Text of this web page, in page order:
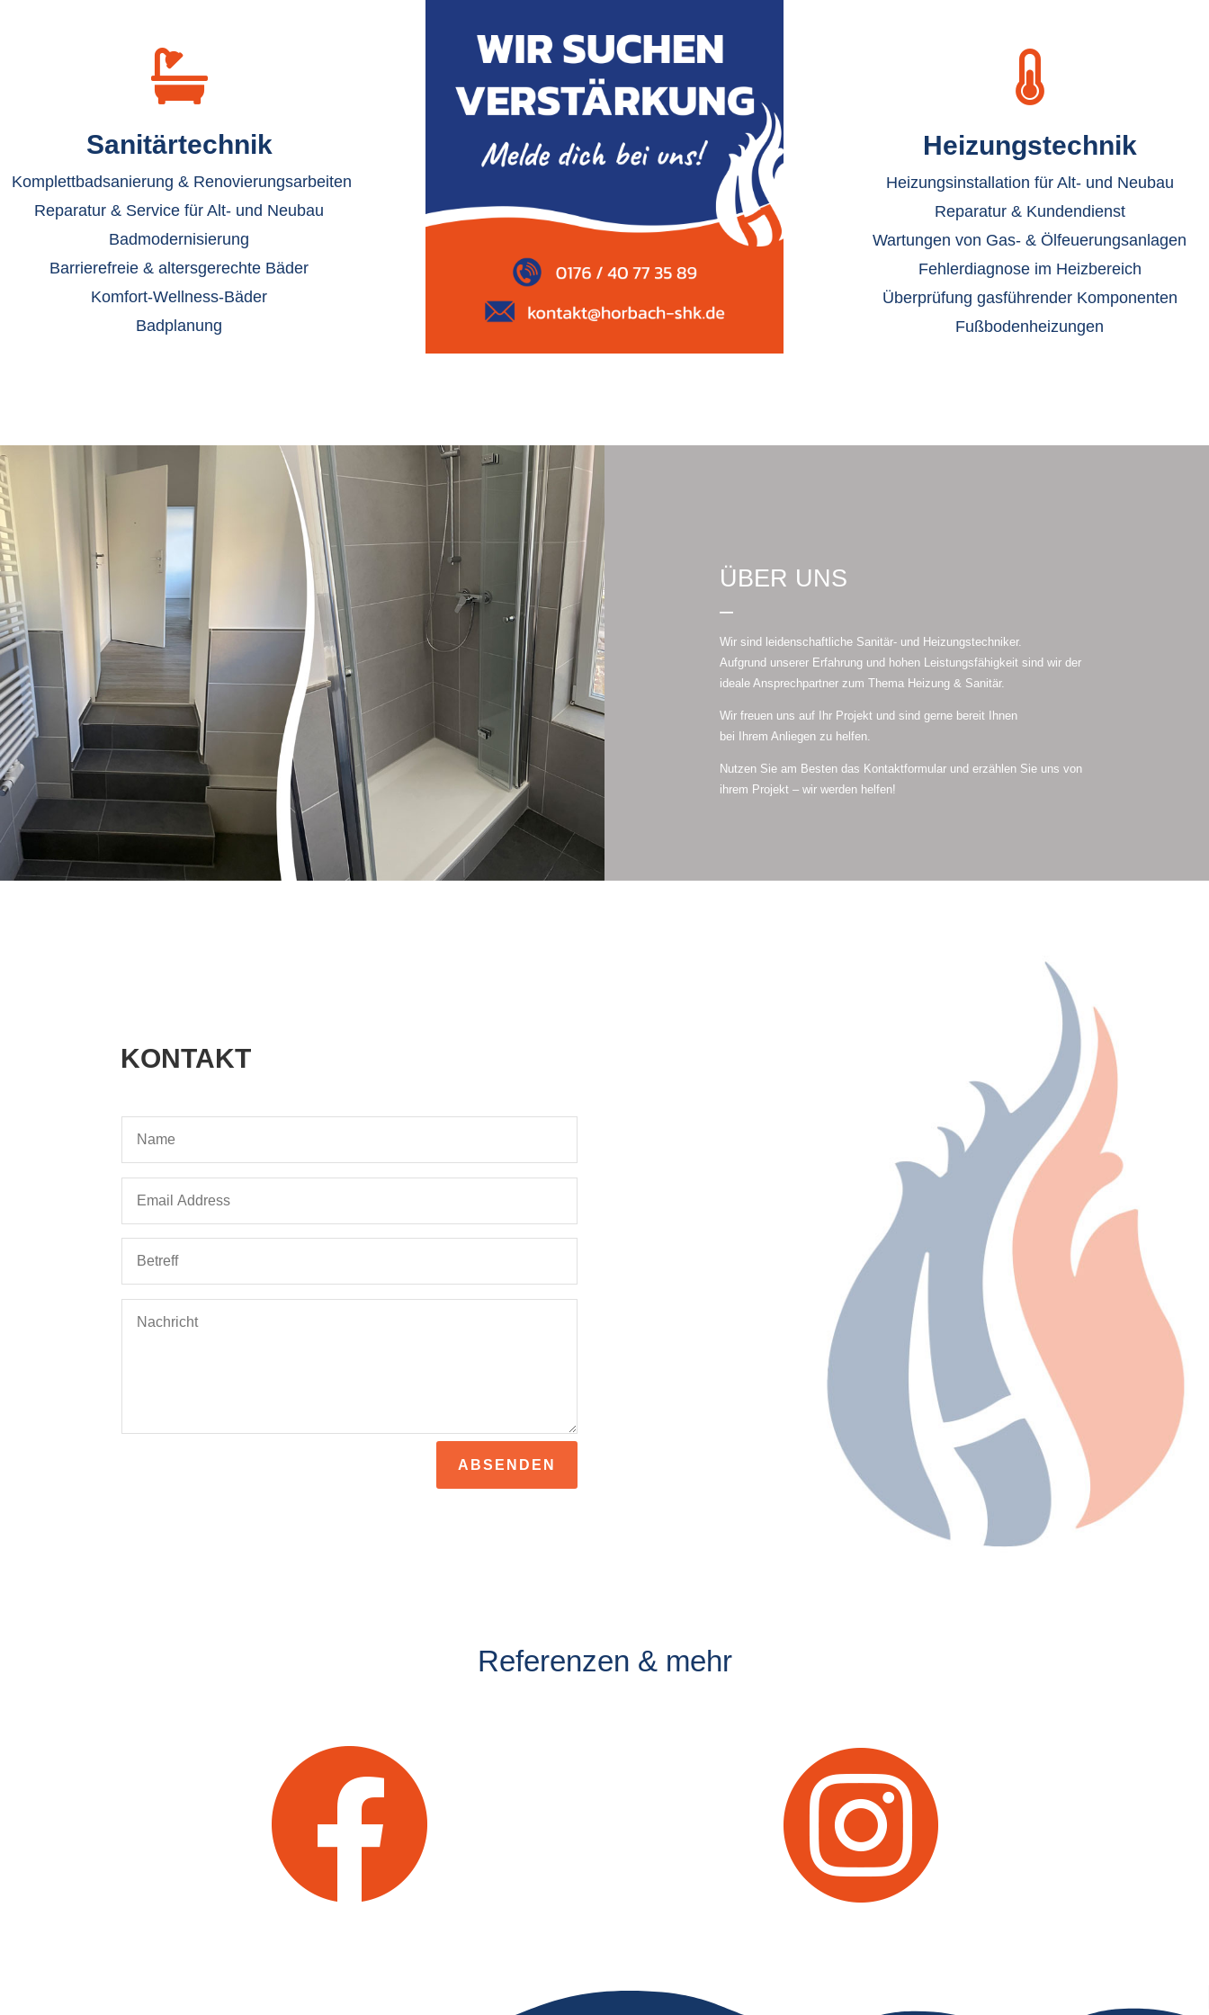

Sanitärtechnik
Komplettbadsanierung & Renovierungsarbeiten
Reparatur & Service für Alt- und Neubau
Badmodernisierung
Barrierefreie & altersgerechte Bäder
Komfort-Wellness-Bäder
Badplanung

Heizungstechnik
Heizungsinstallation für Alt- und Neubau
Reparatur & Kundendienst
Wartungen von Gas- & Ölfeuerungsanlagen
Fehlerdiagnose im Heizbereich
Überprüfung gasführender Komponenten
Fußbodenheizungen
ÜBER UNS
–
Wir sind leidenschaftliche Sanitär- und Heizungstechniker.
Aufgrund unserer Erfahrung und hohen Leistungsfähigkeit sind wir der
ideale Ansprechpartner zum Thema Heizung & Sanitär.
Wir freuen uns auf Ihr Projekt und sind gerne bereit Ihnen
bei Ihrem Anliegen zu helfen.
Nutzen Sie am Besten das Kontaktformular und erzählen Sie uns von
ihrem Projekt – wir werden helfen!
KONTAKT
ABSENDEN
Referenzen & mehr